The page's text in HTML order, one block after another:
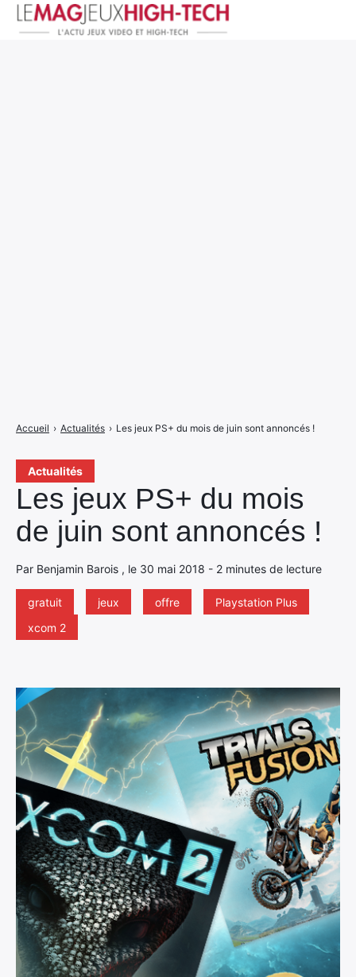
Actualités
Les jeux PS+ du mois
de juin sont annoncés !
Par Benjamin Barois , le 30 mai 2018 - 2 minutes de lecture
gratuit jeux offre
Playstation Plus
xcom 2
Accueil › Actualités › Les jeux PS+ du mois de juin sont annoncés !